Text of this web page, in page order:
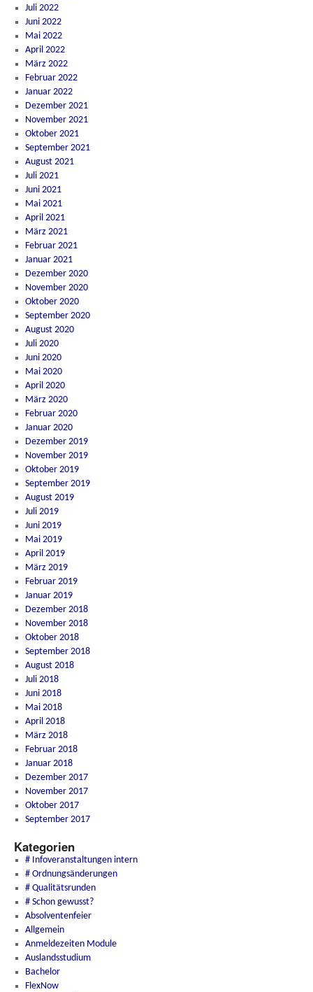
Juli 2022
Juni 2022
Mai 2022
April 2022
März 2022
Februar 2022
Januar 2022
Dezember 2021
November 2021
Oktober 2021
September 2021
August 2021
Juli 2021
Juni 2021
Mai 2021
April 2021
März 2021
Februar 2021
Januar 2021
Dezember 2020
November 2020
Oktober 2020
September 2020
August 2020
Juli 2020
Juni 2020
Mai 2020
April 2020
März 2020
Februar 2020
Januar 2020
Dezember 2019
November 2019
Oktober 2019
September 2019
August 2019
Juli 2019
Juni 2019
Mai 2019
April 2019
März 2019
Februar 2019
Januar 2019
Dezember 2018
November 2018
Oktober 2018
September 2018
August 2018
Juli 2018
Juni 2018
Mai 2018
April 2018
März 2018
Februar 2018
Januar 2018
Dezember 2017
November 2017
Oktober 2017
September 2017
Kategorien
# Infoveranstaltungen intern
# Ordnungsänderungen
# Qualitätsrunden
# Schon gewusst?
Absolventenfeier
Allgemein
Anmeldezeiten Module
Auslandsstudium
Bachelor
FlexNow